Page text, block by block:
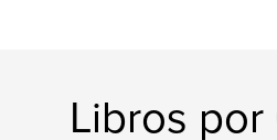
Libros